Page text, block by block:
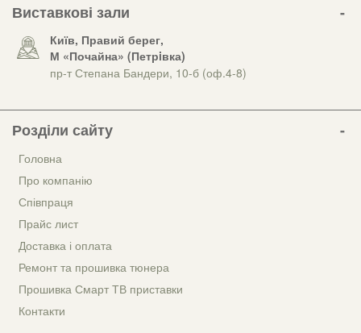
Виставкові зали
Київ, Правий берег,
М «Почайна» (Петрiвка)
пр-т Степана Бандери, 10-б (оф.4-8)
Розділи сайту
Головна
Про компанію
Співпраця
Прайс лист
Доставка і оплата
Ремонт та прошивка тюнера
Прошивка Смарт ТВ приставки
Контакти